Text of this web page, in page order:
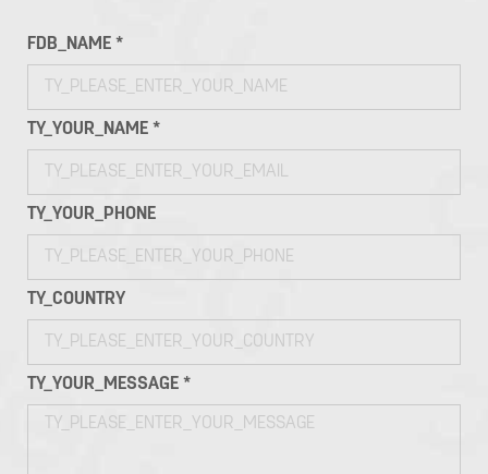
FDB_NAME *
TY_YOUR_NAME *
TY_YOUR_PHONE
TY_COUNTRY
TY_YOUR_MESSAGE *